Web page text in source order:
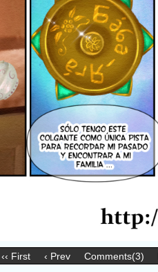
‹‹ First ‹ Prev Comments(3)